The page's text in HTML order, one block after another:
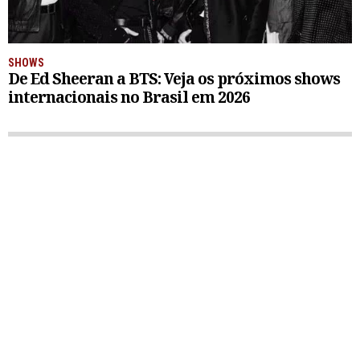
SHOWS
De Ed Sheeran a BTS: Veja os próximos shows
internacionais no Brasil em 2026